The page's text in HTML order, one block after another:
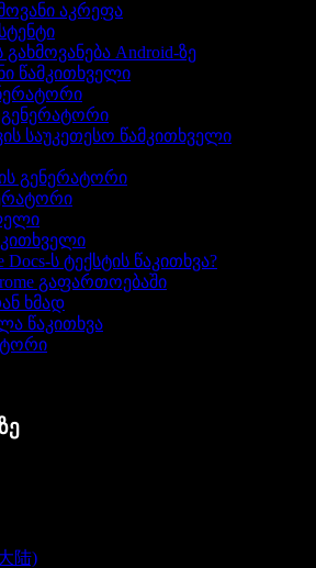
აკრეფა
გახმოვანება Android-ზე
წამკითხველი
გენერატორი
საუკეთესო წამკითხველი
გენერატორი
ს ტექსტის წაკითხვა?
გაფართოებაში
ხმად
წაკითხვა
陆)